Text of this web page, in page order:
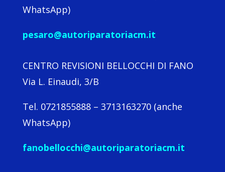
WhatsApp)
pesaro@autoriparatoriacm.it
CENTRO REVISIONI BELLOCCHI DI FANO
Via L. Einaudi, 3/B
Tel. 0721855888 – 3713163270 (anche
WhatsApp)
fanobellocchi@autoriparatoriacm.it